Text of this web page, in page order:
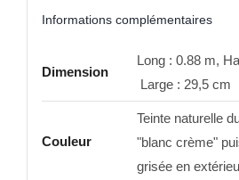
Informations complémentaires
Dimension
Long : 0.88 m,
Large : 29,5 cm
Couleur
Teinte naturelle
"blanc crème"
grisée en